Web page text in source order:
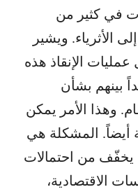
في كثير من
الأثرياء. ويشير
عمليات الإنقاذ هذه
بينهم بشأن
وهذا الأمر يمكن
أيضاً. المشكلة هي
يخفّف من احتمالات
الاقتصادية،